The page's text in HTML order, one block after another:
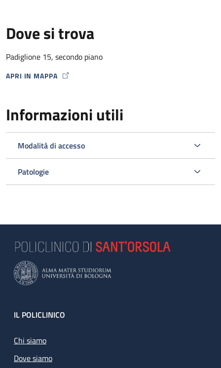
Dove si trova
Padiglione 15, secondo piano
APRI IN MAPPA
MAP ICON
Informazioni utili
Modalità di accesso
Patologie
Footer
IL POLICLINICO
Chi siamo
Dove siamo